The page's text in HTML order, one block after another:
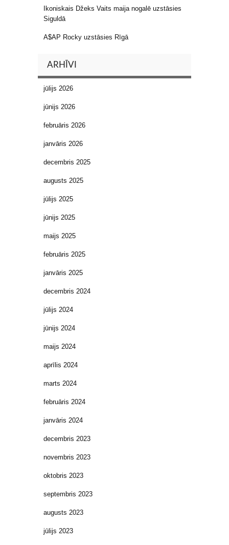
Ikoniskais Džeks Vaits maija nogalē uzstāsies
Siguldā
A$AP Rocky uzstāsies Rīgā
ARHĪVI
jūlijs 2026
jūnijs 2026
februāris 2026
janvāris 2026
decembris 2025
augusts 2025
jūlijs 2025
jūnijs 2025
maijs 2025
februāris 2025
janvāris 2025
decembris 2024
jūlijs 2024
jūnijs 2024
maijs 2024
aprīlis 2024
marts 2024
februāris 2024
janvāris 2024
decembris 2023
novembris 2023
oktobris 2023
septembris 2023
augusts 2023
jūlijs 2023